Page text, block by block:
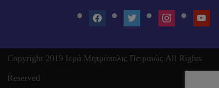
FACEBOOKTWITTER INSTAGRAM
Copyright 2019 Ιερά Μητρόπολις Πειραιώς All Rights
Reserved